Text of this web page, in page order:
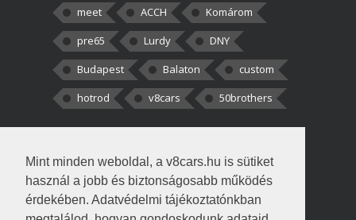
Mint minden weboldal, a v8cars.hu is sütiket
használ a jobb és biztonságosabb működés
érdekében. Adatvédelmi tájékoztatónkban
meet ACCH
Komárom
pre65
Lurdy
DNY
Budapest
Balaton
custom
hotrod
v8cars 50brothers
kortisz:Elszúrtam! Én csak két
darabbaal számoltam. Nem tudtam, hogy fél autót,